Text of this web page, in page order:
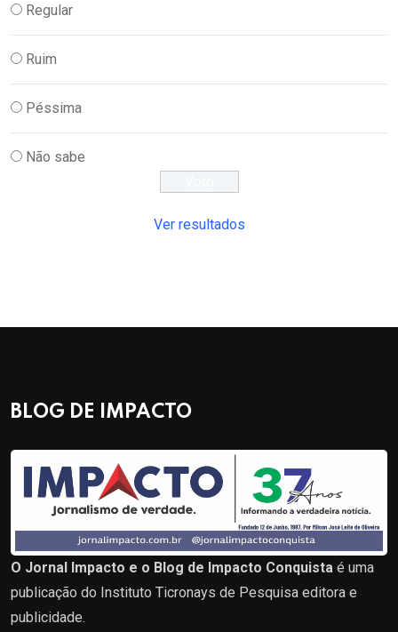
Regular
Ruim
Péssima
Não sabe
Ver resultados
BLOG DE IMPACTO
O Jornal Impacto e o Blog de Impacto Conquista é uma
publicação do Instituto Ticronays de Pesquisa editora e
publicidade.